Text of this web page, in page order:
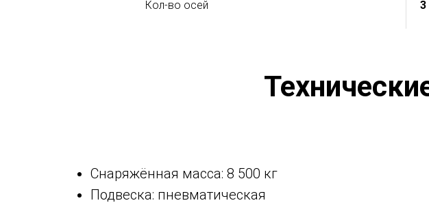
Кол-во осей 3
Снаряжённая масса: 8 500 кг
Подвеска: пневматическая